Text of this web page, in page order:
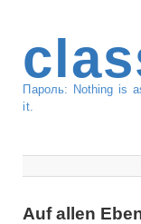
Пароль: Nothing is
it.
Auf allen